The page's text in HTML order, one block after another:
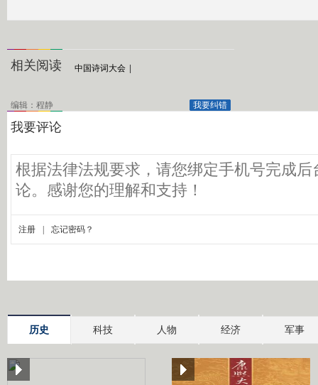
相关阅读 中国诗词大会
我要纠错
编辑：程静
历史 科技 人物 经济 军事